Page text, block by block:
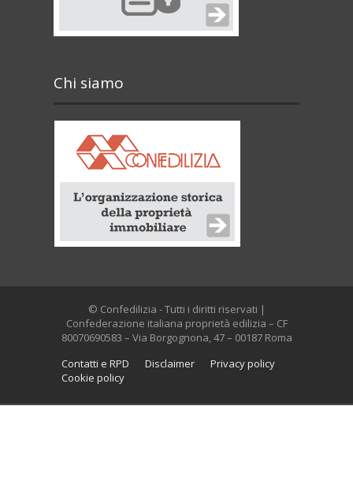
Chi siamo
© Confedilizia - Tutti i diritti riservati |
Confederazione italiana proprietà edilizia – CF
80070690583 – Via Borgognona, 47 – 00187 Roma
Contatti e RPD
Disclaimer
Privacy policy
Cookie policy